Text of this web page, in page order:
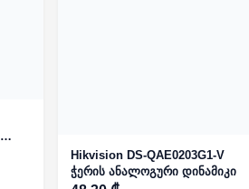
Hikvision DS-QAE0203G1-V
ჭერის ანალოგური დინამიკი